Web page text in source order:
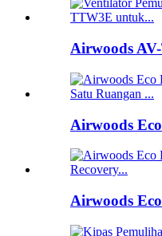
Airwoods
Airwoods
Airwoods